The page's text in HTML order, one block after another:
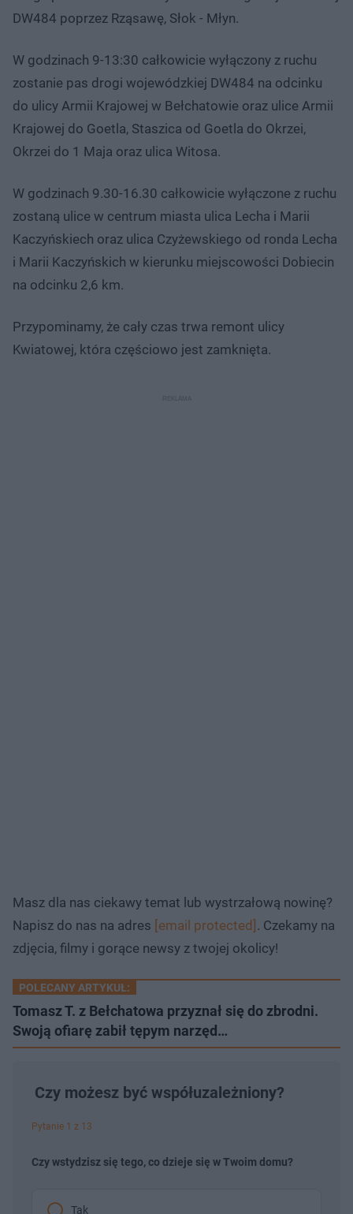
DW484 poprzez Rząsawę, Słok - Młyn.
W godzinach 9-13:30 całkowicie wyłączony z ruchu
zostanie pas drogi wojewódzkiej DW484 na odcinku
do ulicy Armii Krajowej w Bełchatowie oraz ulice Armii
Krajowej do Goetla, Staszica od Goetla do Okrzei,
Okrzei do 1 Maja oraz ulica Witosa.
W godzinach 9.30-16.30 całkowicie wyłączone z ruchu
zostaną ulice w centrum miasta ulica Lecha i Marii
Kaczyńskiech oraz ulica Czyżewskiego od ronda Lecha
i Marii Kaczyńskich w kierunku miejscowości Dobiecin
na odcinku 2,6 km.
Przypominamy, że cały czas trwa remont ulicy
Kwiatowej, która częściowo jest zamknięta.
Masz dla nas ciekawy temat lub wystrzałową nowinę?
Napisz do nas na adres [email protected] . Czekamy na
zdjęcia, filmy i gorące newsy z twojej okolicy!
POLECANY ARTYKUŁ:
Tomasz T. z Bełchatowa przyznał się do zbrodni.
Swoją ofiarę zabił tępym narzęd…
Czy możesz być współuzależniony?
Pytanie 1 z 13
Czy wstydzisz się tego, co dzieje się w Twoim domu?
Tak